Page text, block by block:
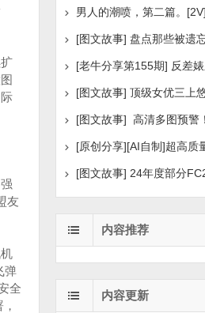
友
弹
全
男人的潮喷，第二篇。[2V]
[图文故事] 盘点那些被遗
内容推荐
内容更新